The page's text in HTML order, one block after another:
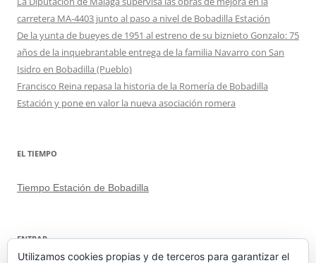
carretera MA-4403 junto al paso a nivel de Bobadilla Estación
De la yunta de bueyes de 1951 al estreno de su biznieto Gonzalo: 75
años de la inquebrantable entrega de la familia Navarro con San
Isidro en Bobadilla (Pueblo)
Francisco Reina repasa la historia de la Romería de Bobadilla
Estación y pone en valor la nueva asociación romera
EL TIEMPO
Tiempo Estación de Bobadilla
ENTRAR
Utilizamos cookies propias y de terceros para garantizar el